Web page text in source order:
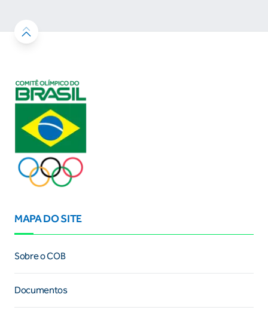
MAPA DO SITE
Sobre o COB
Documentos